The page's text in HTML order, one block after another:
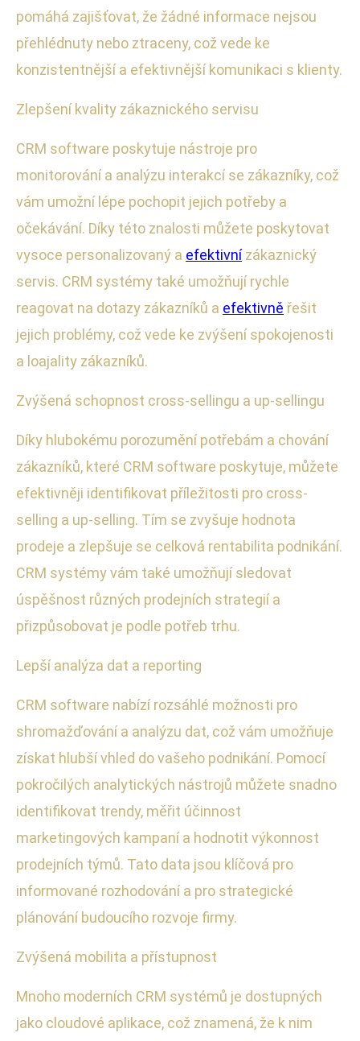
pomáhá zajišťovat, že žádné informace nejsou
přehlédnuty nebo ztraceny, což vede ke
konzistentnější a efektivnější komunikaci s klienty.
Zlepšení kvality zákaznického servisu
CRM software poskytuje nástroje pro
monitorování a analýzu interakcí se zákazníky, což
vám umožní lépe pochopit jejich potřeby a
očekávání. Díky této znalosti můžete poskytovat
vysoce personalizovaný a efektivnízákaznický
servis. CRM systémy také umožňují rychle
reagovat na dotazy zákazníků a efektivně řešit
jejich problémy, což vede ke zvýšení spokojenosti
a loajality zákazníků.
Zvýšená schopnost cross-sellingu a up-sellingu
Díky hlubokému porozumění potřebám a chování
zákazníků, které CRM software poskytuje, můžete
efektivněji identifikovat příležitosti pro cross-
selling a up-selling. Tím se zvyšuje hodnota
prodeje a zlepšuje se celková rentabilita podnikání.
CRM systémy vám také umožňují sledovat
úspěšnost různých prodejních strategií a
přizpůsobovat je podle potřeb trhu.
Lepší analýza dat a reporting
CRM software nabízí rozsáhlé možnosti pro
shromažďování a analýzu dat, což vám umožňuje
získat hlubší vhled do vašeho podnikání. Pomocí
pokročilých analytických nástrojů můžete snadno
identifikovat trendy, měřit účinnost
marketingových kampaní a hodnotit výkonnost
prodejních týmů. Tato data jsou klíčová pro
informované rozhodování a pro strategické
plánování budoucího rozvoje firmy.
Zvýšená mobilita a přístupnost
Mnoho moderních CRM systémů je dostupných
jako cloudové aplikace, což znamená, že k nim